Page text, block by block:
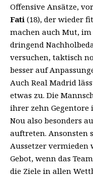
Offensive Ansätze,
Fati (18), der wieder
machen auch Mut,
dringend
versuchen, taktisch
besser auf
Auch Real Madrid
etwas zu. Die
ihrer zehn Gegentore
Nou also besonders
auftreten. Ansonsten
Aussetzer vermieden
Gebot, wenn das
die Ziele in allen